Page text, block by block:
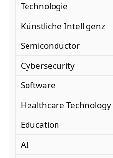
Technologie
Künstliche Intelligenz
Semiconductor
Cybersecurity
Software
Healthcare Technology
Education
AI